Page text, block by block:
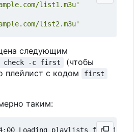
list1.m3u'
list2.m3u'
следующим
check -c first
(чтобы
плейлист с кодом
first
таким:
Loading playlists from